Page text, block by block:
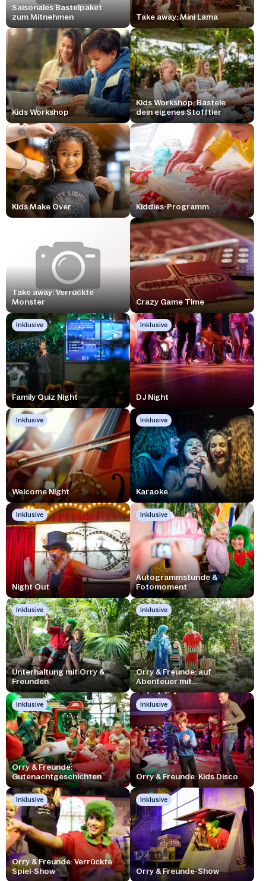
Saisonales Bastelpaket
zum Mitnehmen
Take away: Mini Lama
Kids Workshop
Kids Workshop: Bastele
dein eigenes Stofftier
Kids Make Over Kiddies-Programm
Take away: Verrückte
Monster
Crazy Game Time
Inklusive
Family Quiz Night
Inklusive
DJ Night
Inklusive
Welcome Night
Inklusive
Karaoke
Inklusive
Night Out
Inklusive
Autogrammstunde &
Fotomoment
Inklusive
Unterhaltung mit Orry &
Freunden
Inklusive
Orry & Freunde: auf
Abenteuer mit...
Inklusive
Orry & Freunde:
Gutenachtgeschichten
Inklusive
Orry & Freunde: Kids Disco
Inklusive
Orry & Freunde: Verrückte
Spiel-Show
Inklusive
Orry & Freunde-Show